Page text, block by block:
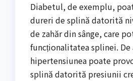
Diabetul, de exemplu,
dureri de splină datorită
de zahăr din sânge, care
funcționalitatea splinei. De
hipertensiunea poate
splină datorită presiunii